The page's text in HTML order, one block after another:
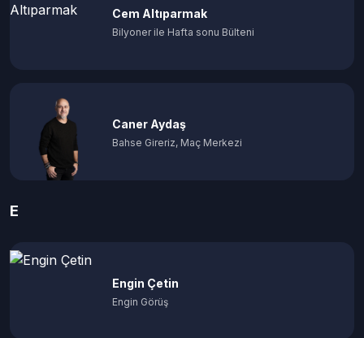
Cem Altıparmak
Bilyoner ile Hafta sonu Bülteni
Caner Aydaş
Bahse Gireriz, Maç Merkezi
E
Engin Çetin
Engin Görüş